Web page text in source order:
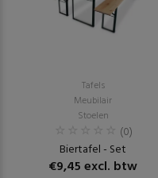
Tafels
Meubilair
Stoelen
(0)
Biertafel - Set
€9,45 excl. btw